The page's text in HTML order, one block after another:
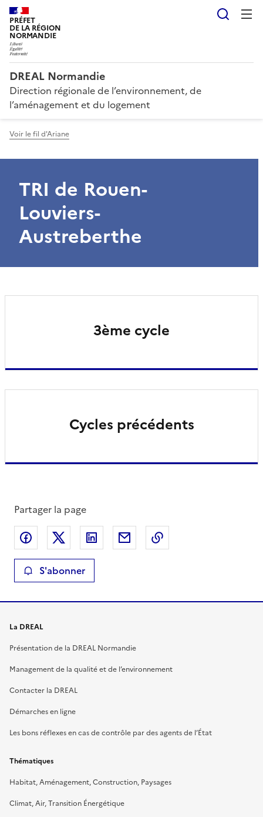
PRÉFET
DE LA RÉGION
NORMANDIE
DREAL Normandie
Direction régionale de l’environnement, de
l’aménagement et du logement
Voir le fil d'Ariane
TRI de Rouen-
Louviers-
Austreberthe
3ème cycle
Cycles précédents
Partager la page
Partager sur Facebook
Partager sur XPartager sur LinkedIn
Partager par email
S'abonner
La DREAL
Présentation de la DREAL Normandie
Management de la qualité et de l’environnement
Contacter la DREAL
Démarches en ligne
Les bons réflexes en cas de contrôle par des agents de l’État
Thématiques
Habitat, Aménagement, Construction, Paysages
Climat, Air, Transition Énergétique